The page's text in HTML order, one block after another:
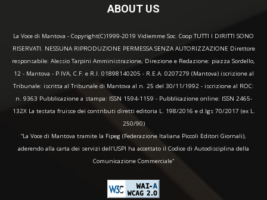
ABOUT US
La Voce di Mantova - Copyright(C)1999-2019 Vidiemme Soc. Coop TUTTI I DIRITTI SONO
RISERVATI. NESSUNA RIPRODUZIONE PERMESSA SENZA AUTORIZZAZIONE Direttore
responsabile: Alessio Tarpini Amministrazione, Direzione e Redazione: piazza Sordello,
12 - Mantova - P.IVA, C.F. e R.I. 01898140205 - R.E.A. 0207279 (Mantova) iscrizione al
Tribunale: iscritta al Tribunale di Mantova al n. 25 del 30/11/1992 - iscrizione al ROC:
n. 9363 Pubblicazione a stampa: ISSN 1594-1159 - Pubblicazione online: ISSN 2465-
132X La testata fruisce dei contributi diretti editoria L. 198/2016 e d.lgs 70/2017 (ex L.
250/90)
“La Voce di Mantova tramite la Fipeg (Federazione Italiana Piccoli Editori Giornali),
aderendo alla carta dei servizi dell'USPI ha accettato il Codice di Autodisciplina della
Comunicazione Commerciale"